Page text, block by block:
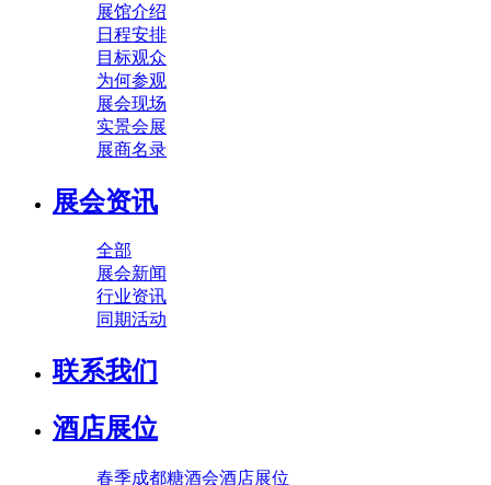
展馆介绍
日程安排
目标观众
为何参观
展会现场
实景会展
展商名录
展会资讯
全部
展会新闻
行业资讯
同期活动
联系我们
酒店展位
春季成都糖酒会酒店展位